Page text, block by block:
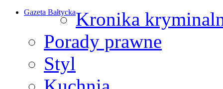
Gazeta BałtyckaKronika
Porady prawne
Styl